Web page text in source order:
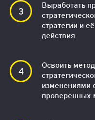
Выработать
стратегии и
действия
Освоить
изменениями
проверенных